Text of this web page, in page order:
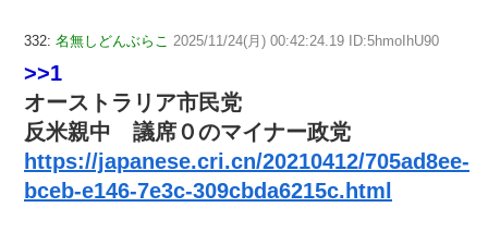
332: 名無しどんぶらこ 2025/11/24(月) 00:42:24.19 ID:5hmoIhU90
>>1
オーストラリア市民党
反米親中 議席０のマイナー政党
https://japanese.cri.cn/20210412/705ad8ee-
bceb-e146-7e3c-309cbda6215c.html